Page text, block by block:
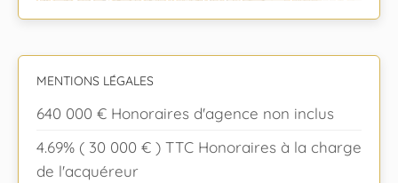
MENTIONS LÉGALES
640 000 € Honoraires d'agence non inclus
4.69% ( 30 000 € ) TTC Honoraires à la charge
de l'acquéreur